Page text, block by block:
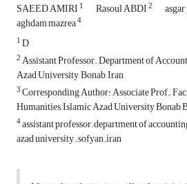
SAEED AMIRI 1 Rasoul ABDI2
aghdam mazrea4
1D
2Assistant Professor. Department of
Azad University, Bonab, Iran
3Corresponding Author: Associate Prof.,
Humanities, Islamic Azad University Bonab
4assistant professor.department of
azad university .sofyan.iran